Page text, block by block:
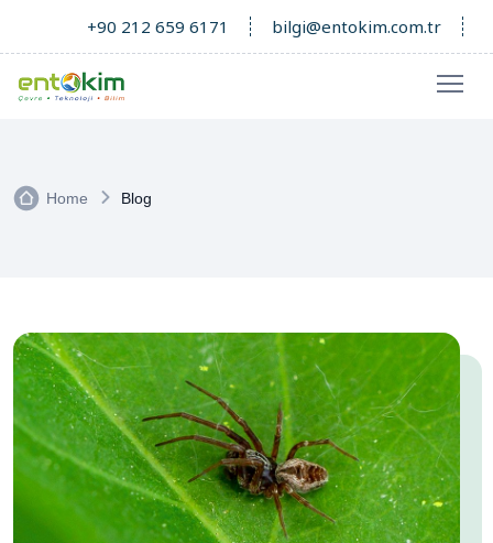
+90 212 659 6171 bilgi@entokim.com.tr
Home Blog